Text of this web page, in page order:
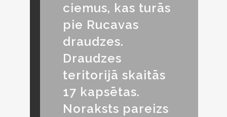
ciemus, kas turās
pie Rucavas
draudzes.
Draudzes
teritorijā skaitās
17 kapsētas.
Noraksts pareizs